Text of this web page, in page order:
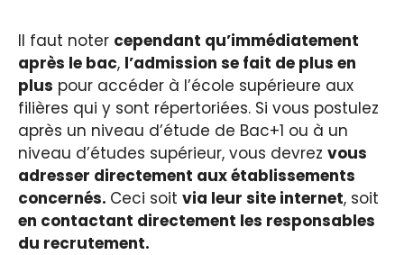
Il faut noter cependant qu’immédiatement
après le bac, l’admission se fait de plus en
plus pour accéder à l’école supérieure aux
filières qui y sont répertoriées. Si vous postulez
après un niveau d’étude de Bac+1 ou à un
niveau d’études supérieur, vous devrez vous
adresser directement aux établissements
concernés. Ceci soit via leur site internet, soit
en contactant directement les responsables
du recrutement.